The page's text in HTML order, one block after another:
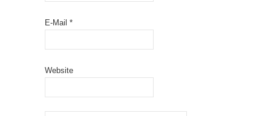
E-Mail *
Website